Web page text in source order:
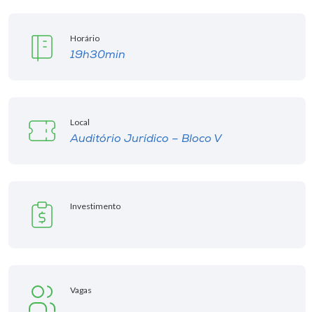
Horário
19h30min
Local
Auditório Jurídico – Bloco V
Investimento
Vagas